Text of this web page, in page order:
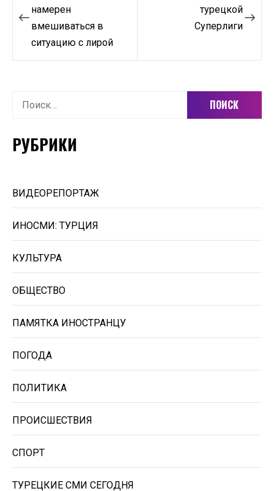
по
записям
намерен
вмешиваться в
ситуацию с лирой
турецкой
Суперлиги
Найти:
РУБРИКИ
ВИДЕОРЕПОРТАЖ
ИНОСМИ: ТУРЦИЯ
КУЛЬТУРА
ОБЩЕСТВО
ПАМЯТКА ИНОСТРАНЦУ
ПОГОДА
ПОЛИТИКА
ПРОИСШЕСТВИЯ
СПОРТ
ТУРЕЦКИЕ СМИ СЕГОДНЯ